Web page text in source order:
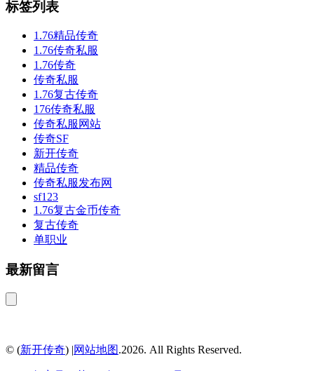
标签列表
1.76精品传奇
1.76传奇私服
1.76传奇
传奇私服
1.76复古传奇
176传奇私服
传奇私服网站
传奇SF
新开传奇
精品传奇
传奇私服发布网
sf123
1.76复古金币传奇
复古传奇
单职业
最新留言
© (新开传奇) |网站地图.2026. All Rights Reserved.